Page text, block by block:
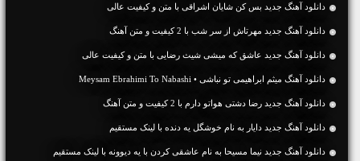
دانلود آهنگ جديد بس کن شایان اشراقی با متن و کیفیت عالی
دانلود آهنگ جديد مهرتاش از سر شب با 2 کیفیت و متن آهنگ
دانلود آهنگ جديد عاشق که میشی شیث رضایی با متن و کیفیت عالی
دانلود آهنگ میثم ابراهیمی تو نباشی • Meysam Ebrahimi To Nabashi
دانلود آهنگ جديد رضا دشتی هواتو دارم با 2 کیفیت و متن آهنگ
دانلود آهنگ جديد دایار به نام خوشگل یه دنده با لینک مستقیم
دانلود آهنگ جديد نیما مسیحا به نام عاشقی کردن با یه دیوونه با لینک مستقیم